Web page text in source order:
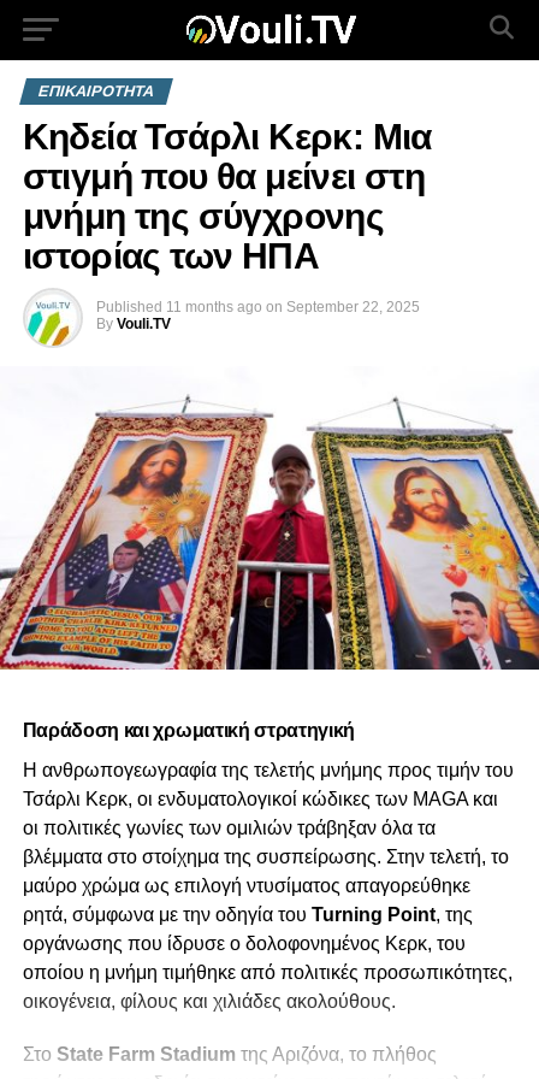
ΕΠΙΚΑΙΡΟΤΗΤΑ
Κηδεία Τσάρλι Κερκ: Μια
στιγμή που θα μείνει στη
μνήμη της σύγχρονης
ιστορίας των ΗΠΑ
Published 11 months ago on September 22, 2025
By Vouli.TV
Παράδοση και χρωματική στρατηγική
Η ανθρωπογεωγραφία της τελετής μνήμης προς τιμήν του
Τσάρλι Κερκ, οι ενδυματολογικοί κώδικες των MAGA και
οι πολιτικές γωνίες των ομιλιών τράβηξαν όλα τα
βλέμματα στο στοίχημα της συσπείρωσης. Στην τελετή, το
μαύρο χρώμα ως επιλογή ντυσίματος απαγορεύθηκε
ρητά, σύμφωνα με την οδηγία του Turning Point, της
οργάνωσης που ίδρυσε ο δολοφονημένος Κερκ, του
οποίου η μνήμη τιμήθηκε από πολιτικές προσωπικότητες,
οικογένεια, φίλους και χιλιάδες ακολούθους.
Στο State Farm Stadium της Αριζόνα, το πλήθος